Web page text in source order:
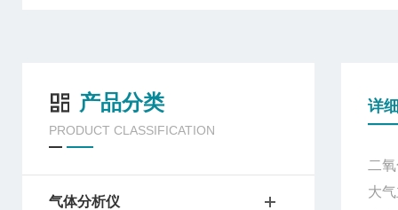
产品分类
PRODUCT CLASSIFICATION
气体分析仪
详
二
大